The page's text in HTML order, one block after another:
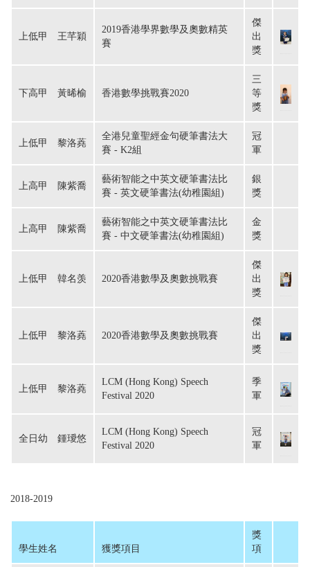
上低甲　王芊穎
2019香港學界數學及奧數精英
賽
傑
出
獎
下高甲　黃晞榆 香港數學挑戰賽2020
三
等
獎
上低甲　黎洛蕘
全港兒童聖經金句硬筆書法大
賽 - K2組
冠
軍
上高甲　陳紫喬
藝術智能之中英文硬筆書法比
賽 - 英文硬筆書法(幼稚園組)
銀
獎
上高甲　陳紫喬
藝術智能之中英文硬筆書法比
賽 - 中文硬筆書法(幼稚園組)
金
獎
上低甲　韓名羡 2020香港數學及奧數挑戰賽
傑
出
獎
上低甲　黎洛蕘 2020香港數學及奧數挑戰賽
傑
出
獎
上低甲　黎洛蕘
LCM (Hong Kong) Speech
Festival 2020
季
軍
全日幼　鍾璦悠
LCM (Hong Kong) Speech
Festival 2020
冠
軍
2018-2019
學生姓名 獲獎項目
獎
項